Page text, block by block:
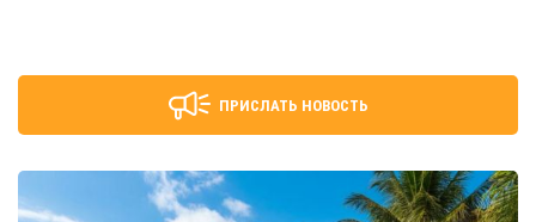
ПРИСЛАТЬ НОВОСТЬ